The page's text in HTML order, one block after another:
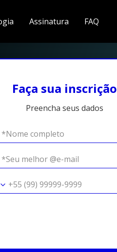
Assinatura FAQ
Faça sua inscrição
Preencha seus dados